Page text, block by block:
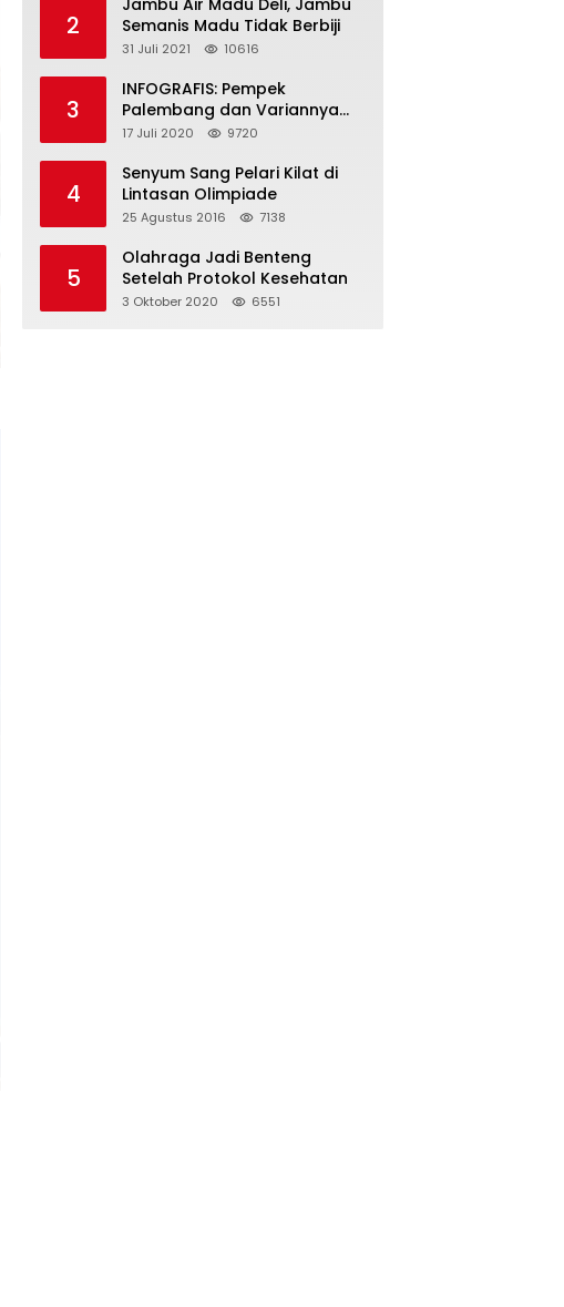
2
Jambu Air Madu Deli, Jambu
Semanis Madu Tidak Berbiji
31 Juli 2021 10616
3
INFOGRAFIS: Pempek
Palembang dan Variannya
yang Melegenda
17 Juli 2020 9720
4
Senyum Sang Pelari Kilat di
Lintasan Olimpiade
25 Agustus 2016 7138
5
Olahraga Jadi Benteng
Setelah Protokol Kesehatan
3 Oktober 2020 6551